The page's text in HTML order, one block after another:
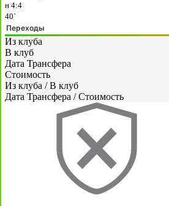
н 4:4
40`
Переходы
Из клуба
В клуб
Дата Трансфера
Стоимость
Из клуба / В клуб
Дата Трансфера / Стоимость